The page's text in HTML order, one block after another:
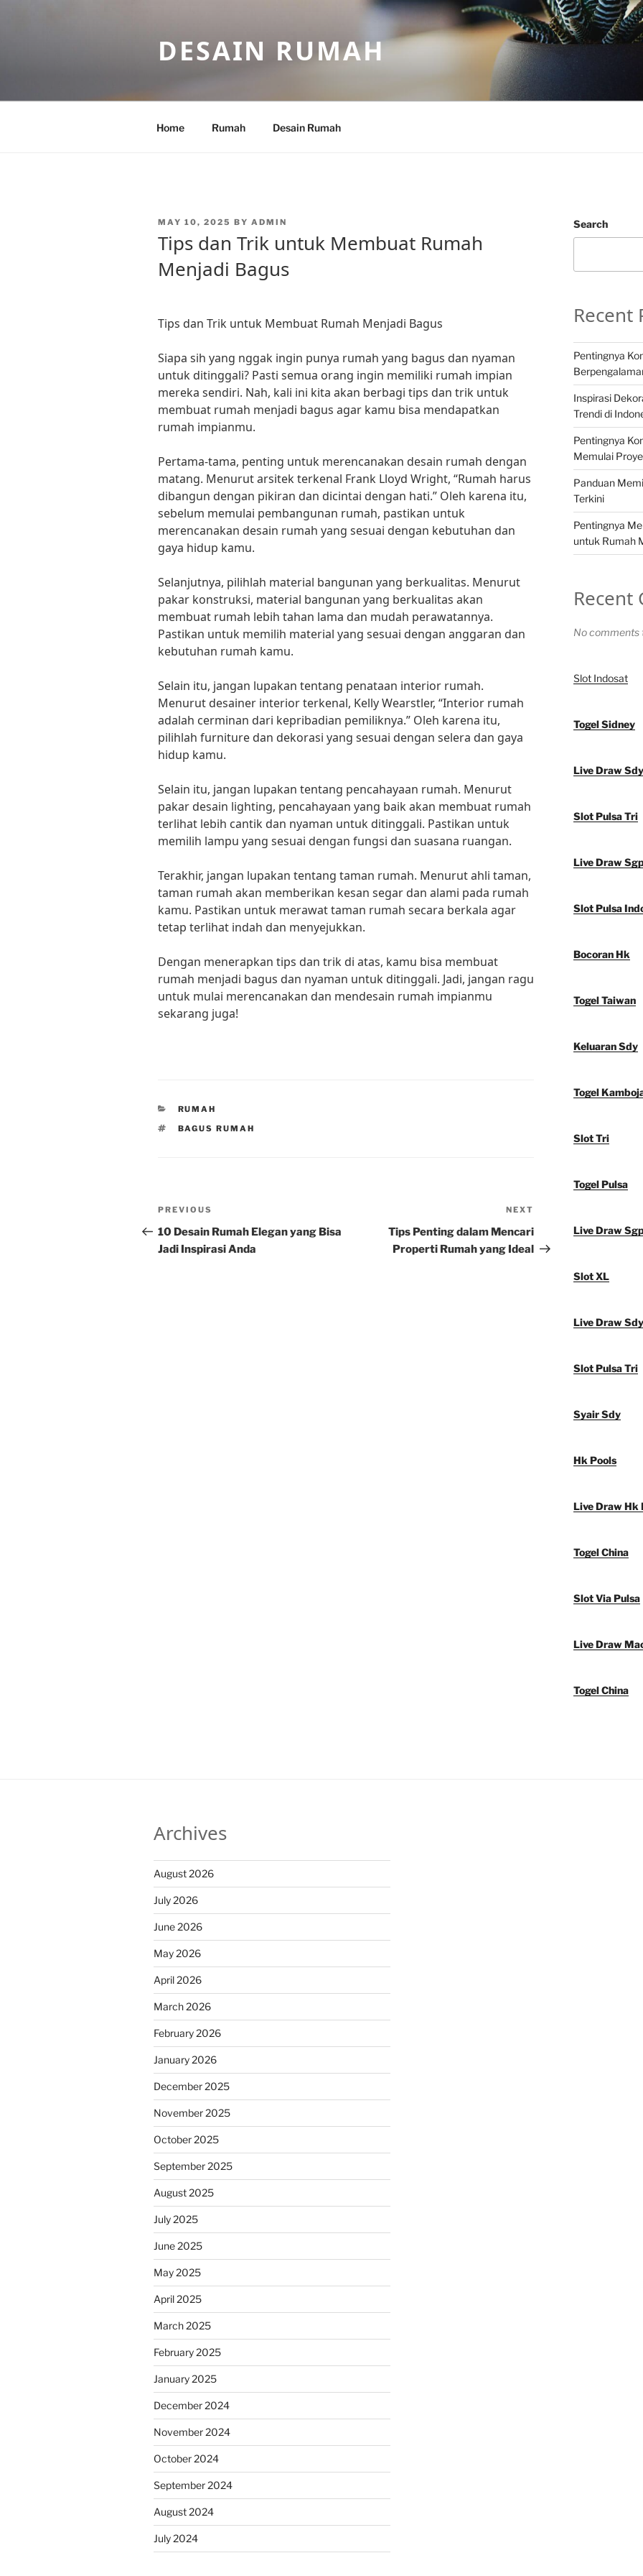
DESAIN RUMAH
Home Rumah Desain Rumah
POSTED
MAY 10, 2025 BY ADMIN
Tips dan Trik untuk Membuat Rumah
Menjadi Bagus
Tips dan Trik untuk Membuat Rumah Menjadi Bagus
Siapa sih yang nggak ingin punya rumah yang bagus dan nyaman
untuk ditinggali? Pasti semua orang ingin memiliki rumah impian
mereka sendiri. Nah, kali ini kita akan berbagi tips dan trik untuk
membuat rumah menjadi bagus agar kamu bisa mendapatkan
rumah impianmu.
Pertama-tama, penting untuk merencanakan desain rumah dengan
matang. Menurut arsitek terkenal Frank Lloyd Wright, “Rumah harus
dibangun dengan pikiran dan dicintai dengan hati.” Oleh karena itu,
sebelum memulai pembangunan rumah, pastikan untuk
merencanakan desain rumah yang sesuai dengan kebutuhan dan
gaya hidup kamu.
Selanjutnya, pilihlah material bangunan yang berkualitas. Menurut
pakar konstruksi, material bangunan yang berkualitas akan
membuat rumah lebih tahan lama dan mudah perawatannya.
Pastikan untuk memilih material yang sesuai dengan anggaran dan
kebutuhan rumah kamu.
Selain itu, jangan lupakan tentang penataan interior rumah.
Menurut desainer interior terkenal, Kelly Wearstler, “Interior rumah
adalah cerminan dari kepribadian pemiliknya.” Oleh karena itu,
pilihlah furniture dan dekorasi yang sesuai dengan selera dan gaya
hidup kamu.
Selain itu, jangan lupakan tentang pencahayaan rumah. Menurut
pakar desain lighting, pencahayaan yang baik akan membuat rumah
terlihat lebih cantik dan nyaman untuk ditinggali. Pastikan untuk
memilih lampu yang sesuai dengan fungsi dan suasana ruangan.
Terakhir, jangan lupakan tentang taman rumah. Menurut ahli taman,
taman rumah akan memberikan kesan segar dan alami pada rumah
kamu. Pastikan untuk merawat taman rumah secara berkala agar
tetap terlihat indah dan menyejukkan.
Dengan menerapkan tips dan trik di atas, kamu bisa membuat
rumah menjadi bagus dan nyaman untuk ditinggali. Jadi, jangan ragu
untuk mulai merencanakan dan mendesain rumah impianmu
sekarang juga!
CATEGORIES
RUMAH
TAGS
BAGUS RUMAH
Post
navigation
Previous
Post
PREVIOUS
10 Desain Rumah Elegan yang Bisa
Jadi Inspirasi Anda
Post
NEXT
Tips Penting dalam Mencari
Properti Rumah yang Ideal
Search
Recent
Pentingnya
Inspirasi
Trendi di
Pentingnya
Memulai
Panduan
Terkini
Pentingnya
untuk Rumah
Recent
No comments
Slot Indosat
Togel Sidney
Live Draw Sdy
Slot Pulsa Tri
Live Draw
Slot Pulsa
Bocoran Hk
Togel Taiwan
Keluaran Sdy
Togel
Slot Tri
Togel Pulsa
Live Draw
Slot XL
Live Draw Sdy
Slot Pulsa Tri
Syair Sdy
Hk Pools
Live Draw Hk
Togel China
Slot Via Pulsa
Live Draw
Togel China
Archives
August 2026
July 2026
June 2026
May 2026
April 2026
March 2026
February 2026
January 2026
December 2025
November 2025
October 2025
September 2025
August 2025
July 2025
June 2025
May 2025
April 2025
March 2025
February 2025
January 2025
December 2024
November 2024
October 2024
September 2024
August 2024
July 2024